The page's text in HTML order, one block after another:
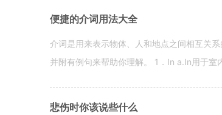
便捷的介词用法大全
介词是用来表示物体、人和地点之间相互关
并附有例句来帮助你理解。 1．In a.In用于
悲伤时你该说些什么